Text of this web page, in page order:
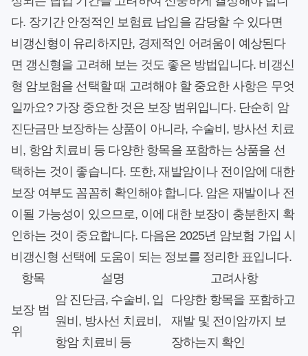
다. 장기간 안정적인 보험료 납입을 감당할 수 있다면
비갱신형이 유리하지만, 경제적인 어려움이 예상된다
면 갱신형을 고려해 보는 것도 좋은 방법입니다. 비갱신
형 암보험을 선택할 때 고려해야 할 중요한 사항은 무엇
일까요? 가장 중요한 것은 보장 범위입니다. 단순히 암
진단금만 보장하는 상품이 아니라, 수술비, 방사선 치료
비, 항암 치료비 등 다양한 항목을 포함하는 상품을 선
택하는 것이 좋습니다. 또한, 재발암이나 전이암에 대한
보장 여부도 꼼꼼히 확인해야 합니다. 암은 재발이나 전
이될 가능성이 있으므로, 이에 대한 보장이 충분한지 확
인하는 것이 중요합니다. 다음은 2025년 암보험 가입 시
비갱신형 선택에 도움이 되는 정보를 정리한 표입니다.
항목
설명 고려사항
보장 범
위
암 진단금, 수술비, 입
원비, 방사선 치료비,
항암 치료비 등
다양한 항목을 포함하고
재발 및 전이암까지 보
장하는지 확인